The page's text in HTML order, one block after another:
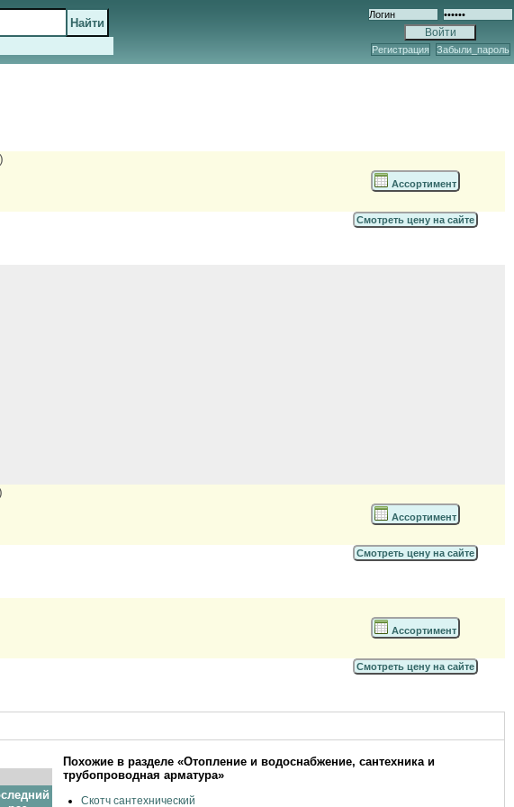
Регистрация Забыли_пароль
Ассортимент
Смотреть цену на сайте
Ассортимент
Смотреть цену на сайте
Ассортимент
Смотреть цену на сайте
Похожие в разделе «Отопление и водоснабжение, сантехника и
трубопроводная арматура»
Скотч сантехнический